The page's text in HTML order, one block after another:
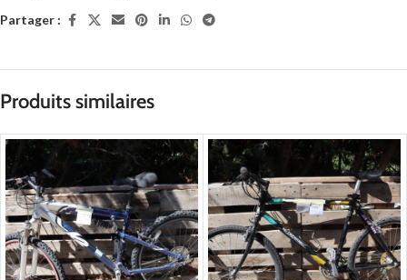
Partager :
Produits similaires